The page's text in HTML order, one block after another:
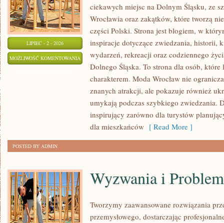
LIPIEC - 2 - 2026
MOŻLIWOŚĆ KOMENTOWANIA KARPACZ
ciekawych miejsc na Dolnym Śląsku, ze
Wrocławia oraz zakątków, które tworzą
części Polski. Strona jest blogiem, w
inspiracje dotyczące zwiedzania, historii,
wydarzeń, rekreacji oraz codziennego
Dolnego Śląska. To strona dla osób,
charakterem. Moda Wrocław nie
znanych atrakcji, ale pokazuje również
umykają podczas szybkiego zwiedzania.
inspirujący zarówno dla turystów
dla mieszkańców [ Read More ]
POSTED BY ADMIN
Wyzwania i
Tworzymy zaawansowane rozwiązania
przemysłowego, dostarczając